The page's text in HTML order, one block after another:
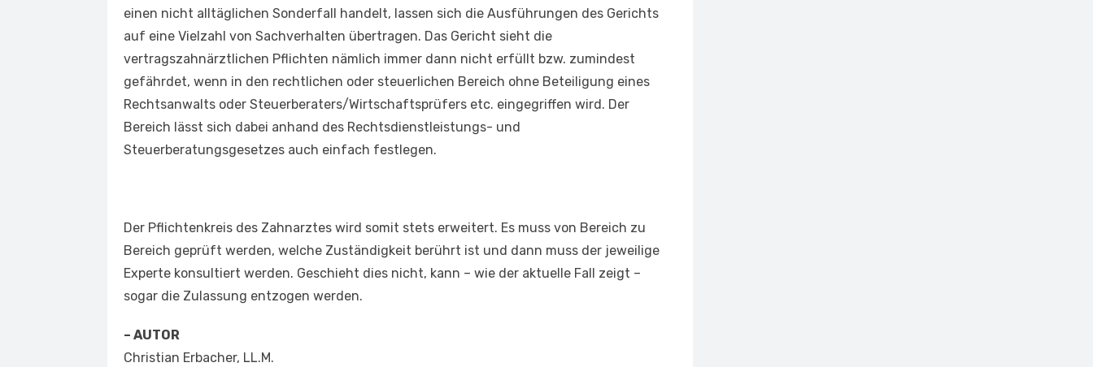
einen nicht alltäglichen Sonderfall handelt, lassen sich die Ausführungen des Gerichts
auf eine Vielzahl von Sachverhalten übertragen. Das Gericht sieht die
vertragszahnärztlichen Pflichten nämlich immer dann nicht erfüllt bzw. zumindest
gefährdet, wenn in den rechtlichen oder steuerlichen Bereich ohne Beteiligung eines
Rechtsanwalts oder Steuerberaters/Wirtschaftsprüfers etc. eingegriffen wird. Der
Bereich lässt sich dabei anhand des Rechtsdienstleistungs- und
Steuerberatungsgesetzes auch einfach festlegen.
Der Pflichtenkreis des Zahnarztes wird somit stets erweitert. Es muss von Bereich zu
Bereich geprüft werden, welche Zuständigkeit berührt ist und dann muss der jeweilige
Experte konsultiert werden. Geschieht dies nicht, kann – wie der aktuelle Fall zeigt –
sogar die Zulassung entzogen werden.
– AUTOR
Christian Erbacher, LL.M.